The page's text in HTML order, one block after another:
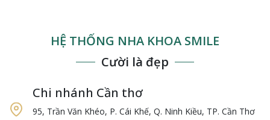
HỆ THỐNG NHA KHOA SMILE
Cười là đẹp
Chi nhánh Cần thơ
95, Trần Văn Khéo, P. Cái Khế, Q. Ninh Kiều, TP. Cần Thơ